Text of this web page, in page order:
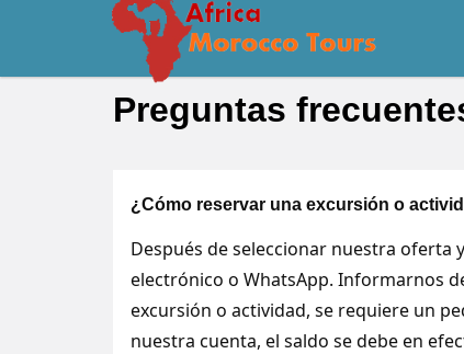
Preguntas
¿Cómo reservar una excursión o
Después de seleccionar nuestra oferta
electrónico o WhatsApp. Informarnos
excursión o actividad, se requiere un
nuestra cuenta, el saldo se debe en